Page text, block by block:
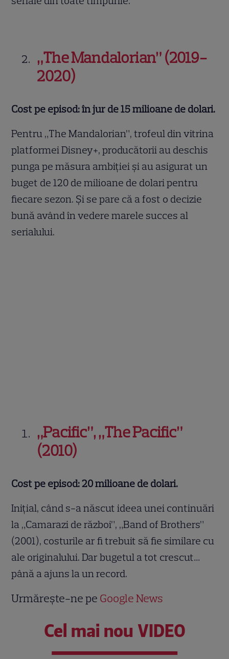
„The Mandalorian” (2019-
2020)
Cost pe episod: în jur de 15milioane de dolari.
Pentru „The Mandalorian”, trofeul din vitrina
platformei Disney+, producătorii au deschis
punga pe măsura ambiției și au asigurat un
buget de 120 de milioane de dolari pentru
fiecare sezon. Și se pare că a fost o decizie
bună având în vedere marele succes al
serialului.
„Pacific”, „The Pacific”
(2010)
Cost pe episod: 20 milioane de dolari.
Inițial, când s-a născut ideea unei continuări
la „Camarazi de război”, „Band of Brothers”
(2001), costurile ar fi trebuit să fie similare cu
ale originalului. Dar bugetul a tot crescut…
până a ajuns la un record.
Urmărește-ne pe Google News
Cel mai nou VIDEO